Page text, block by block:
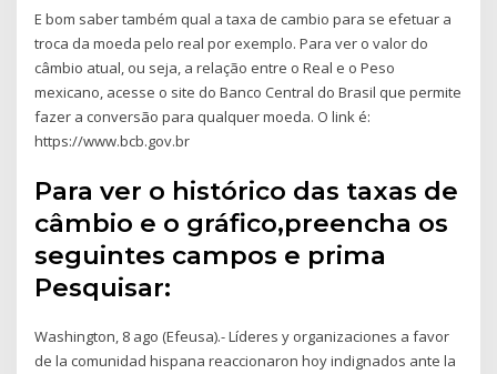
E bom saber também qual a taxa de cambio para se efetuar a
troca da moeda pelo real por exemplo. Para ver o valor do
câmbio atual, ou seja, a relação entre o Real e o Peso
mexicano, acesse o site do Banco Central do Brasil que permite
fazer a conversão para qualquer moeda. O link é:
https://www.bcb.gov.br
Para ver o histórico das taxas de
câmbio e o gráfico,preencha os
seguintes campos e prima
Pesquisar:
Washington, 8 ago (Efeusa).- Líderes y organizaciones a favor
de la comunidad hispana reaccionaron hoy indignados ante la